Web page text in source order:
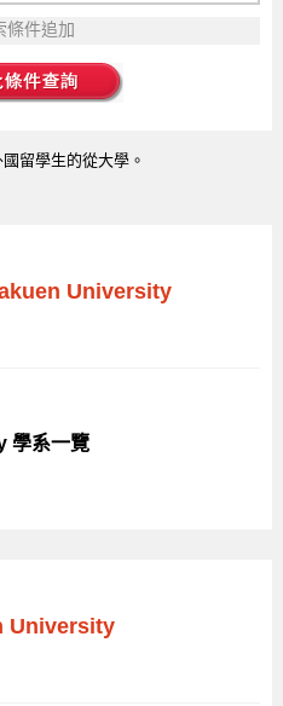
條件追加
留學生的從大學。
University
學系一覽
University